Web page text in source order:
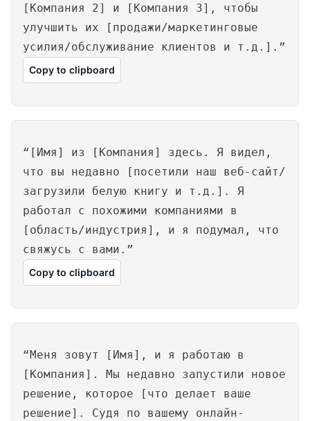
[Компания 2] и [Компания 3], чтобы
улучшить их [продажи/маркетинговые
усилия/обслуживание клиентов и т.д.].”
Copy to clipboard
“[Имя] из [Компания] здесь. Я видел,
что вы недавно [посетили наш веб-сайт/
загрузили белую книгу и т.д.]. Я
работал с похожими компаниями в
[область/индустрия], и я подумал, что
свяжусь с вами.”
Copy to clipboard
“Меня зовут [Имя], и я работаю в
[Компания]. Мы недавно запустили новое
решение, которое [что делает ваше
решение]. Судя по вашему онлайн-